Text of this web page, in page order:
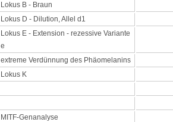
Lokus B - Braun
Lokus D - Dilution, Allel d1
Lokus E - Extension - rezessive Variante
e
extreme Verdünnung des Phäomelanins
Lokus K
MITF-Genanalyse